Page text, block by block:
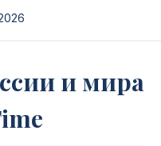
и мира